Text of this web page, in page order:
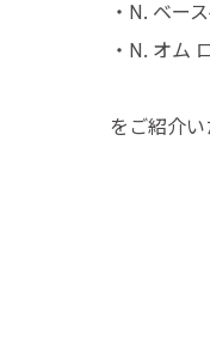
・N. ベー
・N. オム
をご紹介